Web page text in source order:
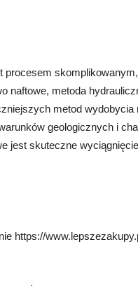
procesem
naftowe, metoda
metod
geologicznych i
jest skuteczne
https://